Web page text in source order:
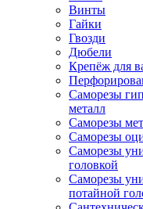
Винты
Гайки
Гвозди
Дюбели
Крепёж для
Саморезы
металл
Саморезы
Саморезы
Саморезы
головкой
Саморезы
потайной